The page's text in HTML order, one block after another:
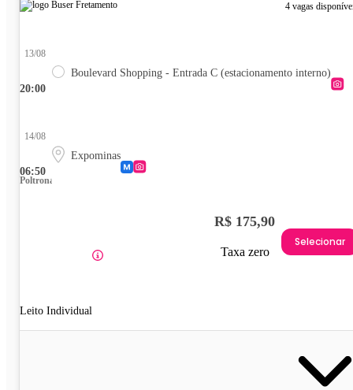
4 vagas
20:00
13/08
Boulevard Shopping - Entrada C (estacionamento interno)
06:50
14/08
Expominas
Poltrona
Leito Individual
R$ 175,90
Taxa zero
Selecionar